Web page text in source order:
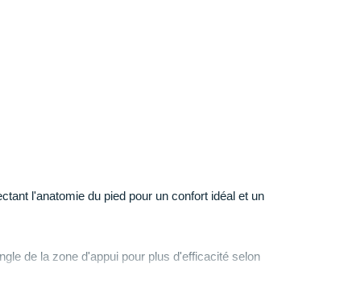
parfaitement à la
l'anatomie du pied pour un confort idéal et un
de la zone d'appui pour plus d'efficacité selon